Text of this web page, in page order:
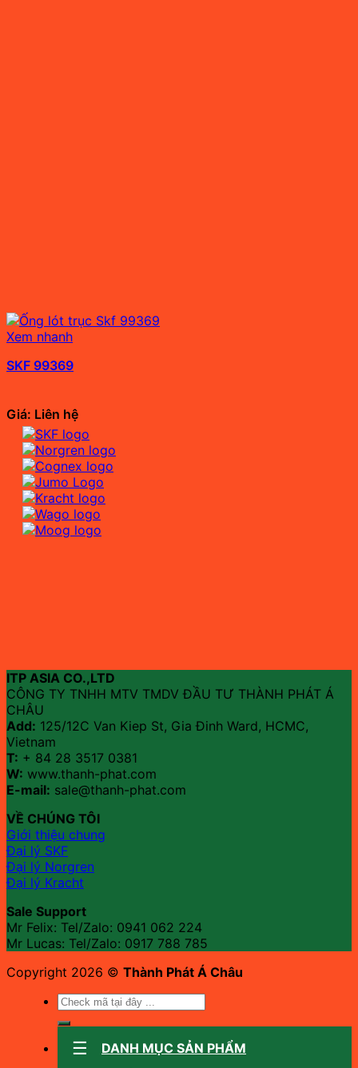
Xem nhanh
SKF 99369
Giá: Liên hệ
ITP ASIA CO.,LTD
CÔNG TY TNHH MTV TMDV ĐẦU TƯ THÀNH PHÁT Á
CHÂU
Add: 125/12C Van Kiep St, Gia Đinh Ward, HCMC,
Vietnam
T: + 84 28 3517 0381
W: www.thanh-phat.com
E-mail: sale@thanh-phat.com
VỀ CHÚNG TÔI
Giới thiệu chung
Đại lý SKF
Đại lý Norgren
Đại lý Kracht
Sale Support
Mr Felix: Tel/Zalo: 0941 062 224
Mr Lucas: Tel/Zalo: 0917 788 785
Copyright 2026 © Thành Phát Á Châu
Tìm
kiếm:
DANH MỤC SẢN PHẨM